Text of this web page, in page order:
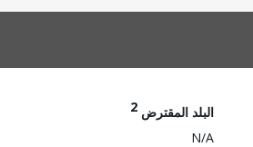
البلد المقترض 2
N/A